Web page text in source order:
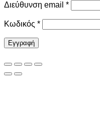
Διεύθυνση email *Απαιτείται
Κωδικός *Απαιτείται
Εγγραφή